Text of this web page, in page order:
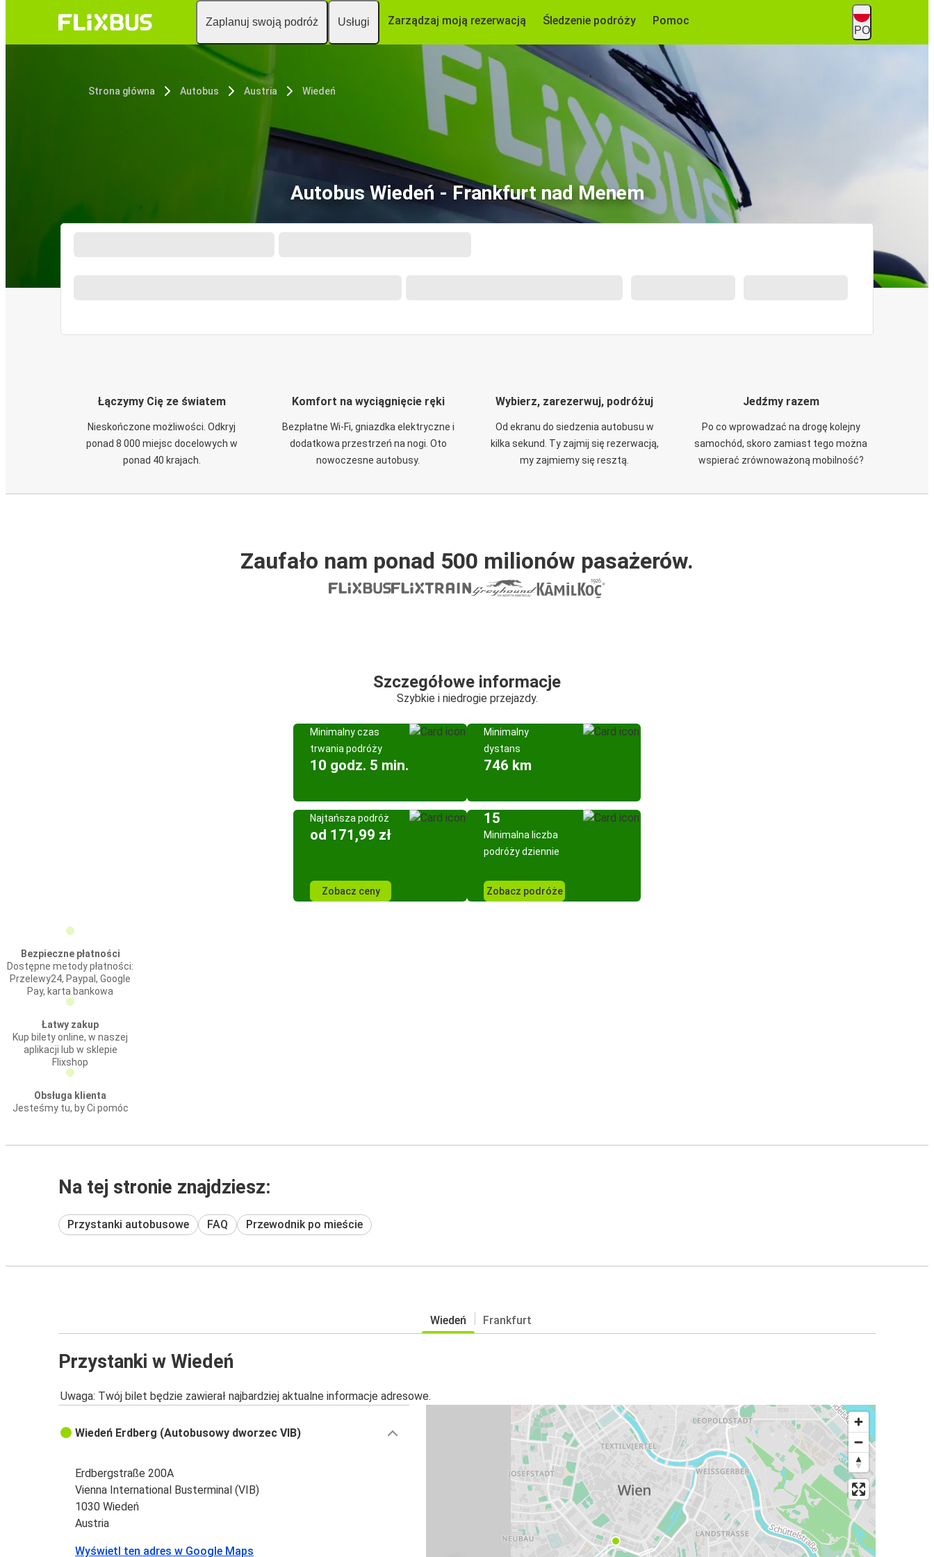
Zaplanuj swoją podróż Usługi Zarządzaj moją rezerwacją Śledzenie podróży Pomoc
PO
Strona główna Autobus Austria Wiedeń
Autobus Wiedeń - Frankfurt nad Menem
Łączymy Cię ze światem
Nieskończone możliwości. Odkryj
ponad 8 000 miejsc docelowych w
ponad 40 krajach.
Komfort na wyciągnięcie ręki
Bezpłatne Wi-Fi, gniazdka elektryczne i
dodatkowa przestrzeń na nogi. Oto
nowoczesne autobusy.
Wybierz, zarezerwuj, podróżuj
Od ekranu do siedzenia autobusu w
kilka sekund. Ty zajmij się rezerwacją,
my zajmiemy się resztą.
Jedźmy razem
Po co wprowadzać na drogę kolejny
samochód, skoro zamiast tego można
wspierać zrównoważoną mobilność?
Zaufało nam ponad 500 milionów pasażerów.
Szczegółowe informacje
Szybkie i niedrogie przejazdy.
Minimalny czas
trwania podróży
10 godz. 5 min.
Minimalny
dystans
746 km
Najtańsza podróż
od 171,99 zł
Zobacz ceny
15
Minimalna liczba
podróży dziennie
Zobacz podróże
Bezpieczne płatności
Dostępne metody płatności:
Przelewy24, Paypal, Google
Pay, karta bankowa
Łatwy zakup
Kup bilety online, w naszej
aplikacji lub w sklepie
Flixshop
Obsługa klienta
Jesteśmy tu, by Ci pomóc
Na tej stronie znajdziesz:
Przystanki autobusowe FAQ Przewodnik po mieście
Wiedeń Frankfurt
Przystanki w Wiedeń
Uwaga: Twój bilet będzie zawierał najbardziej aktualne informacje adresowe.
Wiedeń Erdberg (Autobusowy dworzec VIB)
Erdbergstraße 200A
Vienna International Busterminal (VIB)
1030 Wiedeń
Austria
Wyświetl ten adres w Google Maps